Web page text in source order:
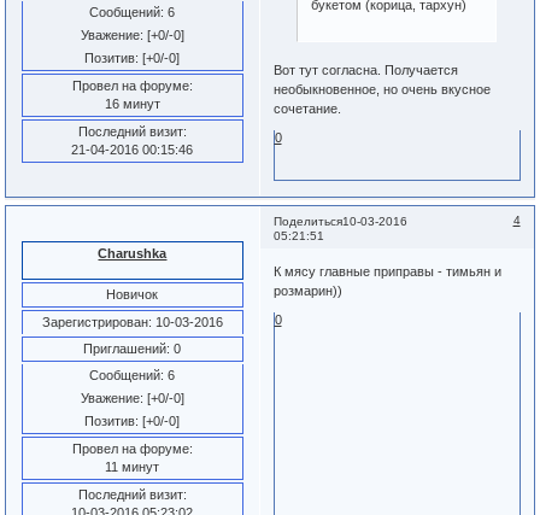
Сообщений: 6
Уважение: [+0/-0]
Позитив: [+0/-0]
Провел на форуме:
16 минут
Последний визит:
21-04-2016 00:15:46
букетом (корица, тархун)
Вот тут согласна. Получается
необыкновенное, но очень вкусное
сочетание.
0
Поделиться 4
10-03-2016
05:21:51
Charushka
Новичок
Зарегистрирован: 10-03-2016
Приглашений: 0
Сообщений: 6
Уважение: [+0/-0]
Позитив: [+0/-0]
Провел на форуме:
11 минут
Последний визит:
К мясу главные приправы - тимьян и
розмарин))
0